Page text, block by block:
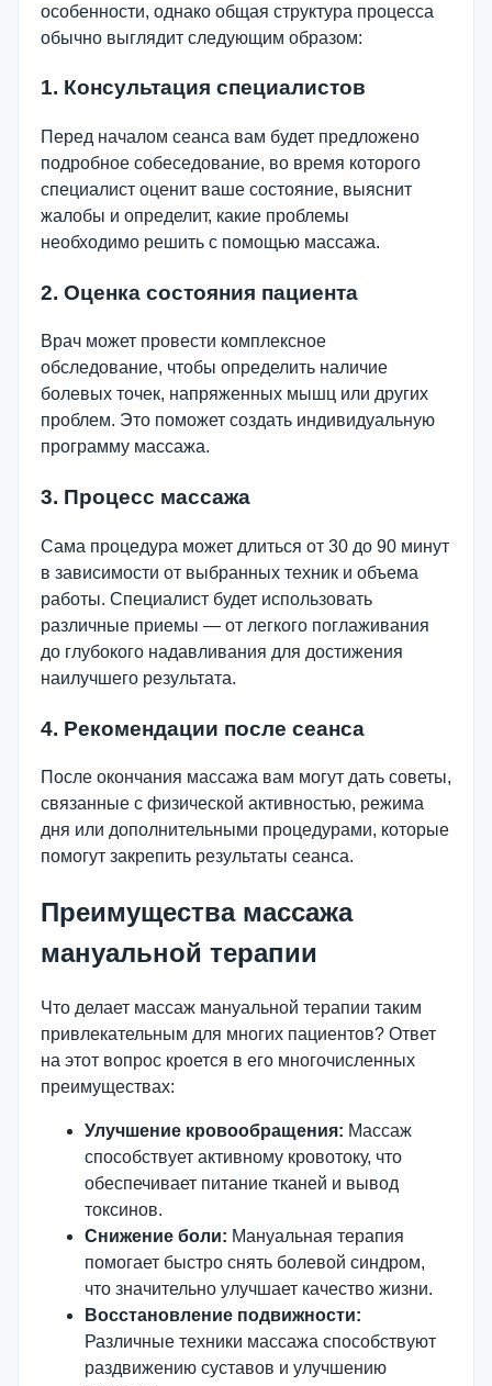
особенности, однако общая структура процесса
обычно выглядит следующим образом:
1. Консультация специалистов
Перед началом сеанса вам будет предложено
подробное собеседование, во время которого
специалист оценит ваше состояние, выяснит
жалобы и определит, какие проблемы
необходимо решить с помощью массажа.
2. Оценка состояния пациента
Врач может провести комплексное
обследование, чтобы определить наличие
болевых точек, напряженных мышц или других
проблем. Это поможет создать индивидуальную
программу массажа.
3. Процесс массажа
Сама процедура может длиться от 30 до 90 минут
в зависимости от выбранных техник и объема
работы. Специалист будет использовать
различные приемы — от легкого поглаживания
до глубокого надавливания для достижения
наилучшего результата.
4. Рекомендации после сеанса
После окончания массажа вам могут дать советы,
связанные с физической активностью, режима
дня или дополнительными процедурами, которые
помогут закрепить результаты сеанса.
Преимущества массажа
мануальной терапии
Что делает массаж мануальной терапии таким
привлекательным для многих пациентов? Ответ
на этот вопрос кроется в его многочисленных
преимуществах:
Улучшение кровообращения: Массаж
способствует активному кровотоку, что
обеспечивает питание тканей и вывод
токсинов.
Снижение боли: Мануальная терапия
помогает быстро снять болевой синдром,
что значительно улучшает качество жизни.
Восстановление подвижности:
Различные техники массажа способствуют
раздвижению суставов и улучшению